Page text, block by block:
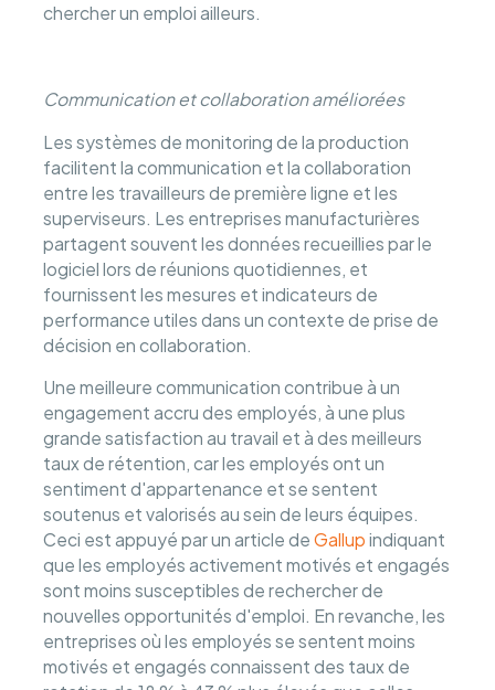
chercher un emploi ailleurs.
Communication et collaboration améliorées
Les systèmes de monitoring de la production
facilitent la communication et la collaboration
entre les travailleurs de première ligne et les
superviseurs. Les entreprises manufacturières
partagent souvent les données recueillies par le
logiciel lors de réunions quotidiennes, et
fournissent les mesures et indicateurs de
performance utiles dans un contexte de prise de
décision en collaboration.
Une meilleure communication contribue à un
engagement accru des employés, à une plus
grande satisfaction au travail et à des meilleurs
taux de rétention, car les employés ont un
sentiment d'appartenance et se sentent
soutenus et valorisés au sein de leurs équipes.
Ceci est appuyé par un article deGallup indiquant
que les employés activement motivés et engagés
sont moins susceptibles de rechercher de
nouvelles opportunités d'emploi. En revanche, les
entreprises où les employés se sentent moins
motivés et engagés connaissent des taux de